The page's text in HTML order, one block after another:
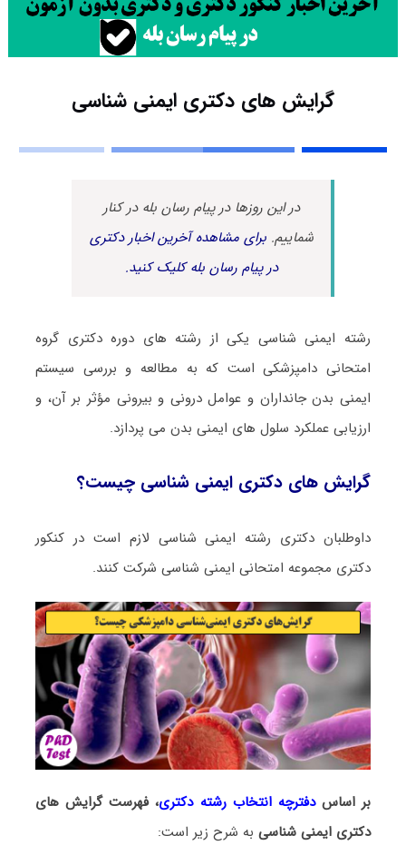
گرایش های دکتری ایمنی شناسی
در این روزها در پیام رسان بله در کنار
شماییم.برای مشاهده آخرین اخبار دکتری
در پیام رسان بله کلیک کنید.
رشته ایمنی شناسی یکی از رشته های دوره دکتری گروه
امتحانی دامپزشکی است که به مطالعه و بررسی سیستم
ایمنی بدن جانداران و عوامل درونی و بیرونی مؤثر بر آن، و
ارزیابی عملکرد سلول های ایمنی بدن می پردازد.
گرایش های دکتری ایمنی شناسی چیست؟
داوطلبان دکتری رشته ایمنی شناسی لازم است در کنکور
دکتری مجموعه امتحانی ایمنی شناسی شرکت کنند.
بر اساسدفترچه انتخاب رشته دکتری، فهرست گرایش های
دکتری ایمنی شناسی به شرح زیر است: